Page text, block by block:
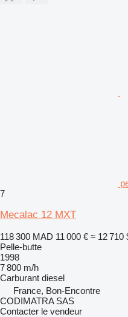
7
Mecalac 12 MXT
118 300 MAD 11 000 € ≈ 12 710
Pelle-butte
1998
7 800 m/h
Carburant diesel
France, Bon-Encontre
CODIMATRA SAS
Contacter le vendeur